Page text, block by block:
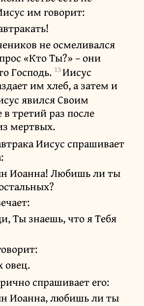
им говорит:
не осмеливался
«Кто Ты?» – они
Господь. 13Иисус
им хлеб, а затем и
явился Своим
третий раз после
мертвых.
Иисус спрашивает
Иоанна! Любишь ли ты
Ты знаешь, что я Тебя
овец.
спрашивает его:
Иоанна, любишь ли ты